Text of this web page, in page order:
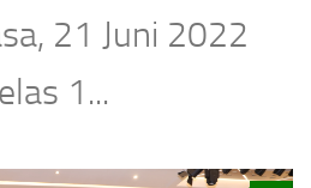
21 Juni 2022
1...